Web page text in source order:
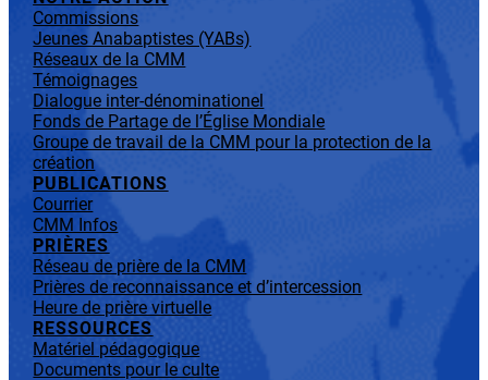
Commissions
Jeunes Anabaptistes (YABs)
Réseaux de la CMM
Témoignages
Dialogue inter-dénominationel
Fonds de Partage de l’Église Mondiale
Groupe de travail de la CMM pour la protection de la
création
PUBLICATIONS
Courrier
CMM Infos
PRIÈRES
Réseau de prière de la CMM
Prières de reconnaissance et d’intercession
Heure de prière virtuelle
RESSOURCES
Matériel pédagogique
Documents pour le culte